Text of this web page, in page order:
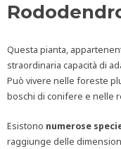
Questa pianta,
straordinaria capacità di
Può vivere nelle foreste
boschi di conifere e nelle
Esistono numerose
raggiunge delle